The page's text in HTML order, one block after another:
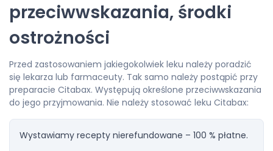
przeciwwskazania, środki
ostrożności
Przed zastosowaniem jakiegokolwiek leku należy poradzić
się lekarza lub farmaceuty. Tak samo należy postąpić przy
preparacie Citabax. Występują określone przeciwwskazania
do jego przyjmowania. Nie należy stosować leku Citabax:
Wystawiamy recepty nierefundowane – 100 % płatne.